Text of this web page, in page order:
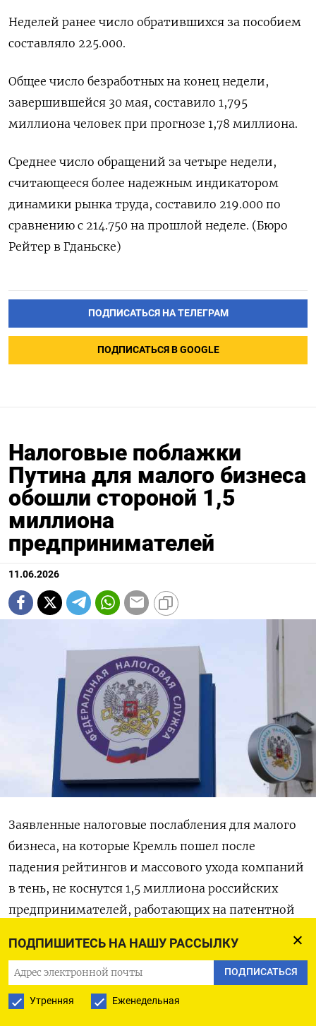
ПОДПИШИТЕСЬ НА НАШУ РАССЫЛКУ
ПОДПИСАТЬСЯ
Утренняя Еженедельная
Неделей ранее ‌число обратившихся ​за пособием
составляло 225.000.
Общее ‌число безработных на конец недели,
завершившейся ​30 мая, ​составило ‌1,795
миллиона человек ​при прогнозе 1,78 миллиона.
Среднее число обращений за четыре недели,
считающееся более надежным индикатором ​
динамики ⁠рынка труда, составило 219.000 ‌по
сравнению с ‌214.750 на прошлой ​неделе. (Бюро
Рейтер ‌в Гданьске)
ПОДПИСАТЬСЯ НА ТЕЛЕГРАМ
ПОДПИСАТЬСЯ В GOOGLE
Налоговые поблажки
Путина для малого бизнеса
обошли стороной 1,5
миллиона
предпринимателей
11.06.2026
Заявленные налоговые послабления для малого
бизнеса, на которые Кремль пошел после
падения рейтингов и массового ухода компаний
в тень, не коснутся 1,5 миллиона российских
предпринимателей, работающих на патентной
Каксообщает Forbes, законопроект о смягчении
налоговой реформы для малого бизнеса,